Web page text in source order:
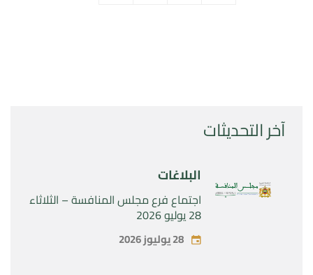
آخر التحديثات
البلاغات
اجتماع فرع مجلس المنافسة – الثلاثاء
28 يوليو 2026
28 يوليوز 2026